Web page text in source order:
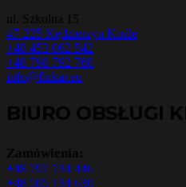
ul. Szkolna 15
47-225 Kędzierzyn Koźle
+48 453 062 542
+48 798 792 768
info@flukar.eu
BIURO OBSŁUGI
Zamówienia:
+48 797 734 446
+48 505 134 630